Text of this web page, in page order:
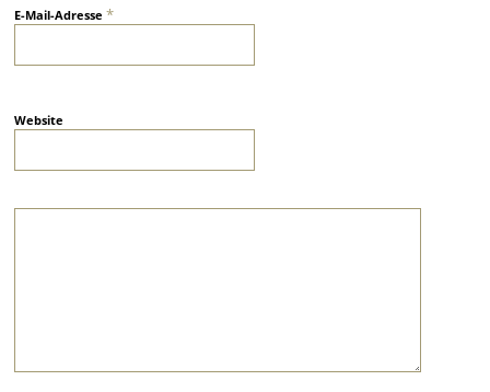
E-Mail-Adresse*
Website